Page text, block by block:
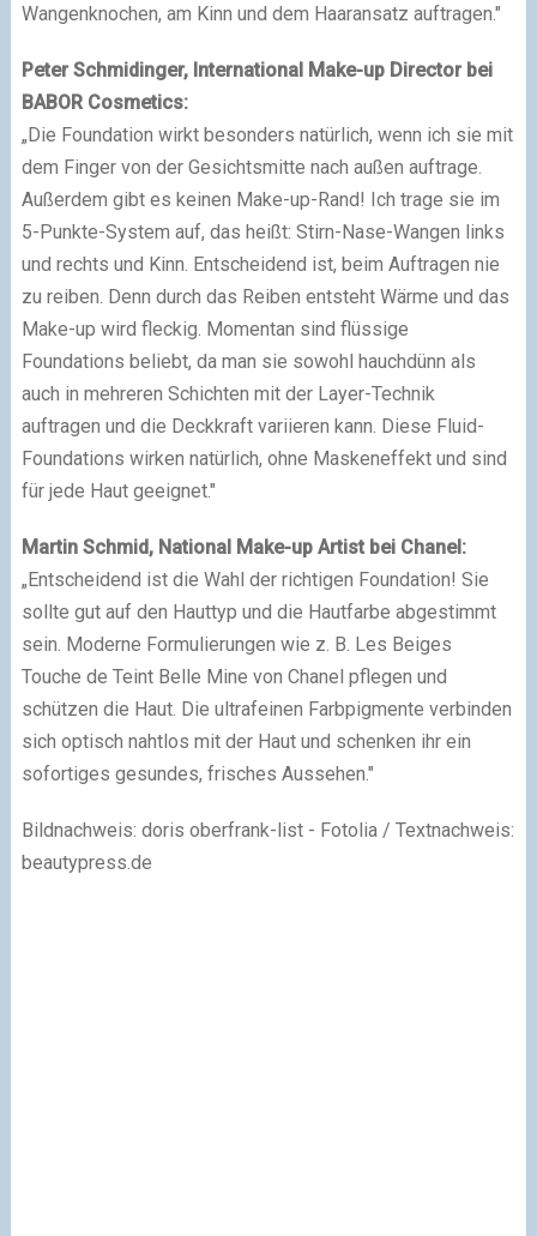
Wangenknochen, am Kinn und dem Haaransatz auftragen."
Peter Schmidinger, International Make-up Director bei
BABOR Cosmetics:
„Die Foundation wirkt besonders natürlich, wenn ich sie mit
dem Finger von der Gesichtsmitte nach außen auftrage.
Außerdem gibt es keinen Make-up-Rand! Ich trage sie im
5-Punkte-System auf, das heißt: Stirn-Nase-Wangen links
und rechts und Kinn. Entscheidend ist, beim Auftragen nie
zu reiben. Denn durch das Reiben entsteht Wärme und das
Make-up wird fleckig. Momentan sind flüssige
Foundations beliebt, da man sie sowohl hauchdünn als
auch in mehreren Schichten mit der Layer-Technik
auftragen und die Deckkraft variieren kann. Diese Fluid-
Foundations wirken natürlich, ohne Maskeneffekt und sind
für jede Haut geeignet."
Martin Schmid, National Make-up Artist bei Chanel:
„Entscheidend ist die Wahl der richtigen Foundation! Sie
sollte gut auf den Hauttyp und die Hautfarbe abgestimmt
sein. Moderne Formulierungen wie z. B. Les Beiges
Touche de Teint Belle Mine von Chanel pflegen und
schützen die Haut. Die ultrafeinen Farbpigmente verbinden
sich optisch nahtlos mit der Haut und schenken ihr ein
sofortiges gesundes, frisches Aussehen."
Bildnachweis: doris oberfrank-list - Fotolia / Textnachweis:
beautypress.de